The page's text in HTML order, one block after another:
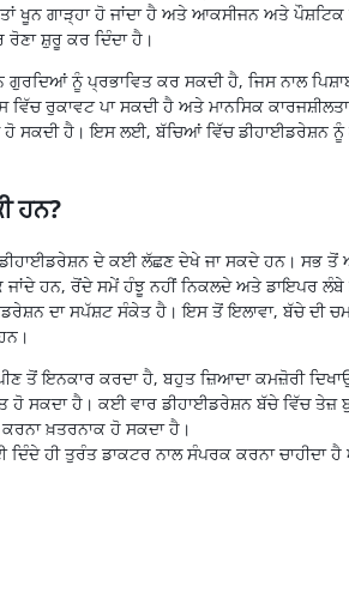
ਖੂਨ ਗਾੜ੍ਹਾ ਹੋ ਜਾਂਦਾ ਹੈ ਅਤੇਆਕਸੀਜਨਅਤੇਪੌਸ਼ਟਿਕ
ਰੋਣਾਸ਼ੁਰੂਕਰ ਦਿੰਦਾ ਹੈ।
ਗੁਰਦਿਆਂਨੂੰ ਪ੍ਰਭਾਵਿਤ ਕਰ ਸਕਦੀ ਹੈ, ਜਿਸ ਨਾਲ
ਵਿੱਚ ਰੁਕਾਵਟ ਪਾ ਸਕਦੀ ਹੈ ਅਤੇ ਮਾਨਸਿਕ ਕਾਰਜਸ਼ੀਲਤਾ
ਹੋ ਸਕਦੀ ਹੈ। ਇਸ ਲਈ, ਬੱਚਿਆਂ ਵਿੱਚਡੀਹਾਈਡਰੇਸ਼ਨਨੂੰ
ਹਨ?
ਡੀਹਾਈਡਰੇਸ਼ਨਦੇ ਕਈ ਲੱਛਣ ਦੇਖੇ ਜਾ ਸਕਦੇ ਹਨ। ਸਭ ਤੋਂ
ਹਨ, ਰੋਂਦੇ ਸਮੇਂ ਹੰਝੂ ਨਹੀਂ ਨਿਕਲਦੇ ਅਤੇਡਾਇਪਰਲੰਬੇ
ਦਾਸਪੱਸ਼ਟਸੰਕੇਤ ਹੈ। ਇਸ ਤੋਂ ਇਲਾਵਾ, ਬੱਚੇ ਦੀ
ਤੋਂ ਇਨਕਾਰ ਕਰਦਾ ਹੈ, ਬਹੁਤ ਜ਼ਿਆਦਾ ਕਮਜ਼ੋਰੀ
ਹੋ ਸਕਦਾ ਹੈ। ਕਈ ਵਾਰ ਡੀਹਾਈਡਰੇਸ਼ਨਬੱਚੇ ਵਿੱਚ ਤੇਜ਼
ਕਰਨਾ ਖ਼ਤਰਨਾਕ ਹੋ ਸਕਦਾ ਹੈ।
ਦਿੰਦੇ ਹੀ ਤੁਰੰਤ ਡਾਕਟਰ ਨਾਲ ਸੰਪਰਕ ਕਰਨਾ ਚਾਹੀਦਾ ਹੈ